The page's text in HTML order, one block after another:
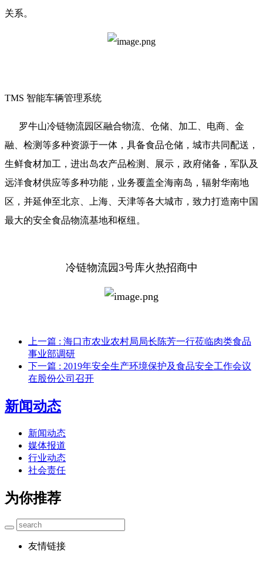
关系。
TMS 智能车辆管理系统
罗牛山冷链物流园区融合物流、仓储、加工、电商、金
融、检测等多种资源于一体，具备食品仓储，城市共同配送，
生鲜食材加工，进出岛农产品检测、展示，政府储备，军队及
远洋食材供应等多种功能，业务覆盖全海南岛，辐射华南地
区，并延伸至北京、上海、天津等各大城市，致力打造南中国
最大的安全食品物流基地和枢纽。
冷链物流园3号库火热招商中
上一篇 : 海口市农业农村局局长陈芳一行莅临肉类食品
事业部调研
下一篇 : 2019年安全生产环境保护及食品安全工作会议
在股份公司召开
新闻动态
新闻动态
媒体报道
行业动态
社会责任
为你推荐
友情链接